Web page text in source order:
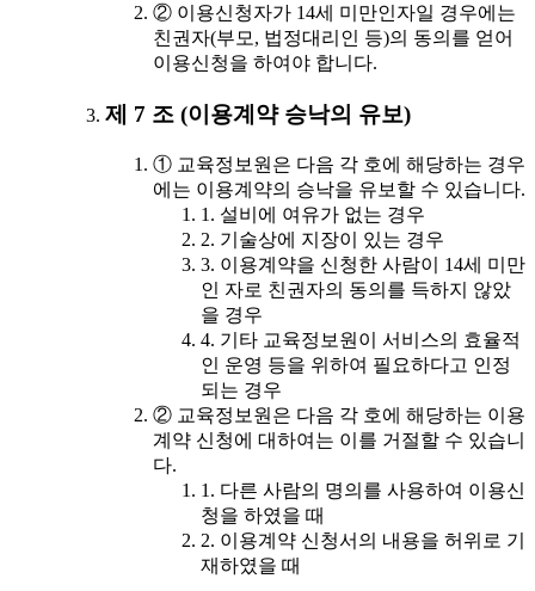
② 이용신청자가 14세 미만인자일 경우에는
친권자(부모, 법정대리인 등)의 동의를 얻어
이용신청을 하여야 합니다.
제 7 조 (이용계약 승낙의 유보)
① 교육정보원은 다음 각 호에 해당하는 경우
에는 이용계약의 승낙을 유보할 수 있습니다.
1. 설비에 여유가 없는 경우
2. 기술상에 지장이 있는 경우
3. 이용계약을 신청한 사람이 14세 미만
인 자로 친권자의 동의를 득하지 않았
을 경우
4. 기타 교육정보원이 서비스의 효율적
인 운영 등을 위하여 필요하다고 인정
되는 경우
② 교육정보원은 다음 각 호에 해당하는 이용
계약 신청에 대하여는 이를 거절할 수 있습니
다.
1. 다른 사람의 명의를 사용하여 이용신
청을 하였을 때
2. 이용계약 신청서의 내용을 허위로 기
재하였을 때